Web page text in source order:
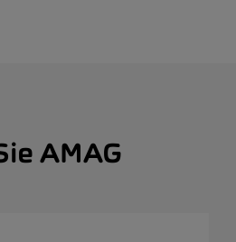
AMAG